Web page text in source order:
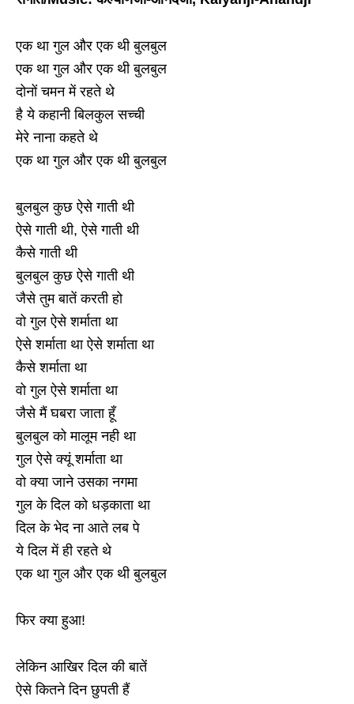
एक था गुल और एक थी बुलबुल
एक था गुल और एक थी बुलबुल
दोनों चमन में रहते थे
है ये कहानी बिलकुल सच्ची
मेरे नाना कहते थे
एक था गुल और एक थी बुलबुल
बुलबुल कुछ ऐसे गाती थी
ऐसे गाती थी, ऐसे गाती थी
कैसे गाती थी
बुलबुल कुछ ऐसे गाती थी
जैसे तुम बातें करती हो
वो गुल ऐसे शर्माता था
ऐसे शर्माता था ऐसे शर्माता था
कैसे शर्माता था
वो गुल ऐसे शर्माता था
जैसे मैं घबरा जाता हूँ
बुलबुल को मालूम नही था
गुल ऐसे क्यूं शर्माता था
वो क्या जाने उसका नगमा
गुल के दिल को धड़काता था
दिल के भेद ना आते लब पे
ये दिल में ही रहते थे
एक था गुल और एक थी बुलबुल
फिर क्या हुआ!
लेकिन आखिर दिल की बातें
ऐसे कितने दिन छुपती हैं